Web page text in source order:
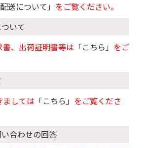
配送について」 をご覧ください。
いて
、出荷証明書等は 「こちら」 をご
しては 「こちら」 をご覧くださ
合わせの回答